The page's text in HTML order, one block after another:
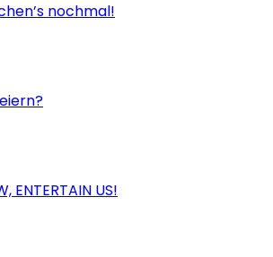
nochmal!
ENTERTAIN US!